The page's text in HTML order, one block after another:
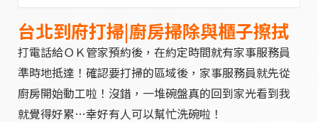
台北到府打掃|廚房掃除與櫃子擦拭
打電話給ＯＫ管家預約後，在約定時間就有家事服務員
準時地抵達！確認要打掃的區域後，家事服務員就先從
廚房開始動工啦！沒錯，一堆碗盤真的回到家光看到我
就覺得好累…幸好有人可以幫忙洗碗啦！